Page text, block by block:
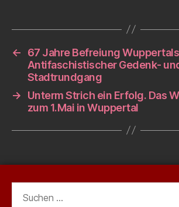
←
67 Jahre Befreiung
Antifaschistischer Gedenk-
Stadtrundgang
→
Unterm Strich ein Erfolg. Das
zum 1.Mai in Wuppertal
nach: